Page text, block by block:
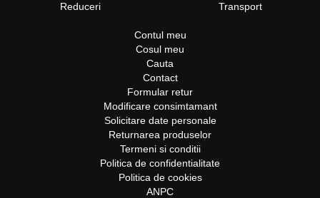
Reduceri
Transport
Contul meu
Cosul meu
Cauta
Contact
Formular retur
Modificare consimtamant
Solicitare date personale
Returnarea produselor
Termeni si conditii
Politica de confidentialitate
Politica de cookies
ANPC